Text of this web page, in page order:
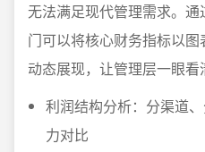
无法满足现代管理需求。
门可以将核心财务指标以
动态展现，让管理层一眼看
利润结构分析：分渠道
力对比